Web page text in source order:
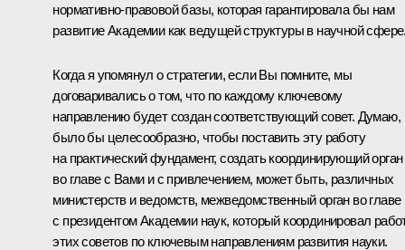
нормативно-правовой базы, которая гарантировала бы нам
развитие Академии как ведущей структуры в научной
Когда я упомянул о стратегии, если Вы помните, мы
договаривались о том, что по каждому ключевому
направлению будет создан соответствующий совет. Думаю,
было бы целесообразно, чтобы поставить эту работу
на практический фундамент, создать координирующий орган
во главе с Вами и с привлечением, может быть, различных
министерств и ведомств, межведомственный орган во главе
с президентом Академии наук, который координировал
этих советов по ключевым направлениям развития науки.